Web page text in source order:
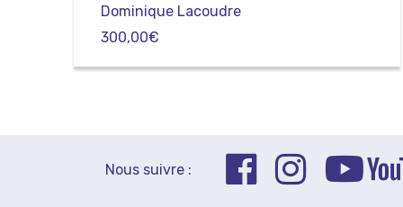
Dominique Lacoudre
300,00€
Nous suivre :